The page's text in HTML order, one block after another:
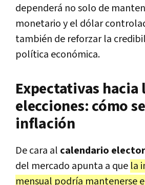
dependerá no solo de
monetario y el dólar
también de reforzar la
política económica.
Expectativas hacia
elecciones: cómo
inflación
De cara al calendario
del mercado apunta a que la
mensual podría mantenerse